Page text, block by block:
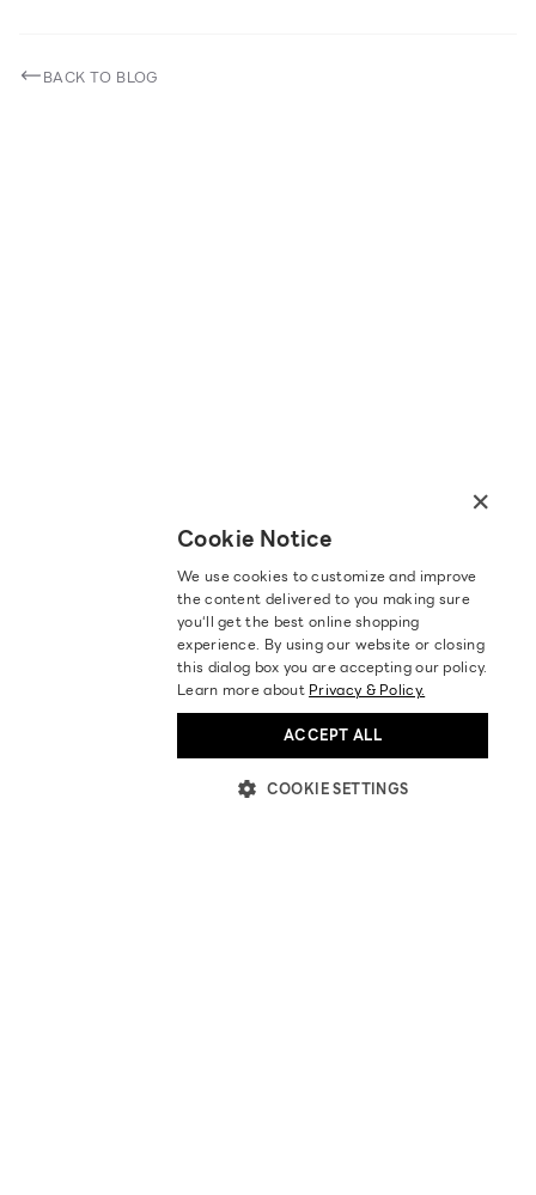
BACK TO BLOG
×
Cookie Notice
We use cookies to customize and improve
the content delivered to you making sure
you‘ll get the best online shopping
experience. By using our website or closing
this dialog box you are accepting our policy.
Learn more about Privacy & Policy.
ACCEPT ALL
COOKIE SETTINGS